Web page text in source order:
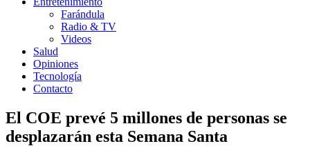
Farándula
Radio & TV
Videos
Salud
Opiniones
Tecnología
Contacto
El COE prevé 5 millones de personas se
desplazarán esta Semana Santa